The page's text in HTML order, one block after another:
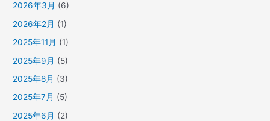
2026年3月 (6)
2026年2月 (1)
2025年11月 (1)
2025年9月 (5)
2025年8月 (3)
2025年7月 (5)
2025年6月 (2)